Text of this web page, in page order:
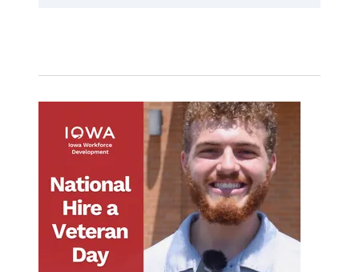
Base d'attache de l'Iowa